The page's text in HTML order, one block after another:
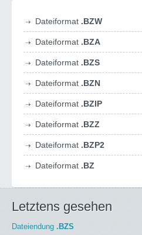
Dateiformat .BZW
Dateiformat .BZA
Dateiformat .BZS
Dateiformat .BZN
Dateiformat .BZIP
Dateiformat .BZZ
Dateiformat .BZP2
Dateiformat .BZ
Letztens gesehen
Dateiendung .BZS